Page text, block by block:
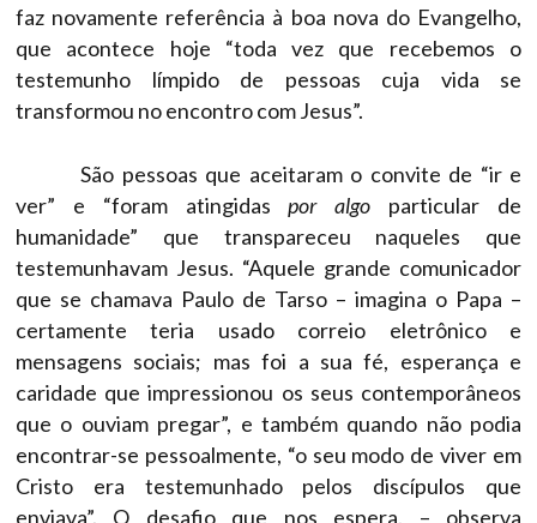
faz novamente referência à boa nova do Evangelho,
que acontece hoje “toda vez que recebemos o
testemunho límpido de pessoas cuja vida se
transformou no encontro com Jesus”.
São pessoas que aceitaram o convite de “ir e
ver” e “foram atingidaspor algo particular de
humanidade” que transpareceu naqueles que
testemunhavam Jesus. “Aquele grande comunicador
que se chamava Paulo de Tarso – imagina o Papa –
certamente teria usado correio eletrônico e
mensagens sociais; mas foi a sua fé, esperança e
caridade que impressionou os seus contemporâneos
que o ouviam pregar”, e também quando não podia
encontrar-se pessoalmente, “o seu modo de viver em
Cristo era testemunhado pelos discípulos que
enviava”. O desafio que nos espera, – observa